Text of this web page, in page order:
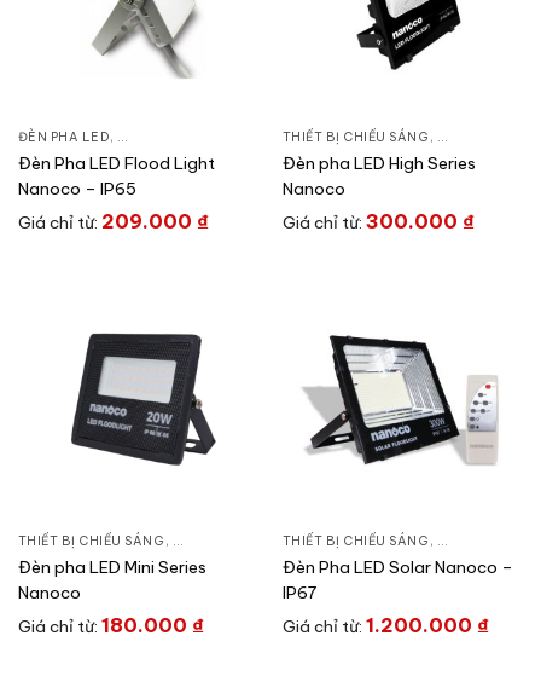
ĐÈN PHA LED, ĐÈN CÔNG TRÌNH NHÀ XƯỞNG ,THIẾT BỊ CHIẾU SÁNG
Đèn Pha LED Flood Light
Nanoco – IP65
Giá chỉ từ: 209.000 ₫
THIẾT BỊ CHIẾU SÁNG , ĐÈN CÔNG
Đèn pha LED High Series
Nanoco
Giá chỉ từ: 300.000 ₫
THIẾT BỊ CHIẾU SÁNG , ĐÈN CÔNG TRÌNH NHÀ XƯỞNG, ĐÈN PHA LED
Đèn pha LED Mini Series
Nanoco
Giá chỉ từ: 180.000 ₫
THIẾT BỊ CHIẾU SÁNG , ĐÈN CÔNG
Đèn Pha LED Solar Nanoco –
IP67
Giá chỉ từ: 1.200.000 ₫